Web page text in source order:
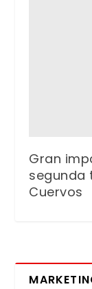
Gran
segunda
Cuervos